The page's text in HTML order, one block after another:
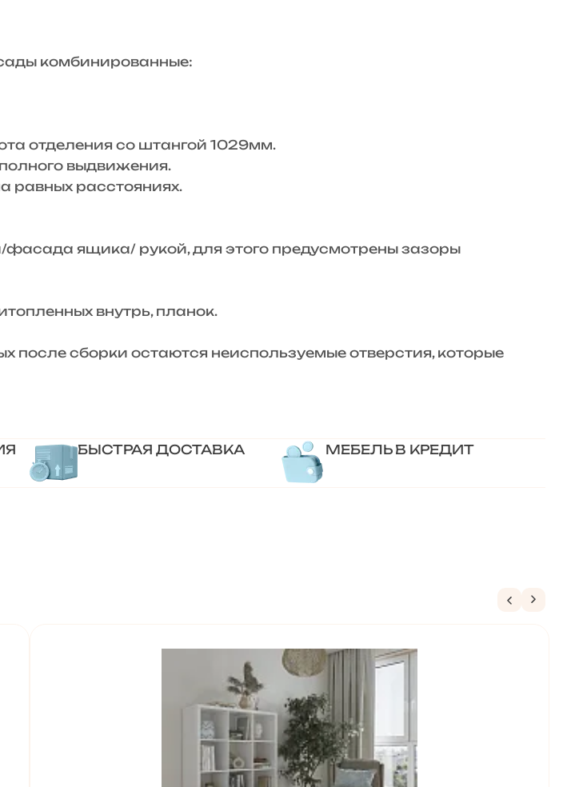
комбинированные:
отделения со штангой 1029мм.
выдвижения.
равных расстояниях.
ящика/ рукой, для этого предусмотрены зазоры
внутрь, планок.
после сборки остаются неиспользуемые отверстия, которые
БЫСТРАЯ ДОСТАВКА МЕБЕЛЬ В КРЕДИТ